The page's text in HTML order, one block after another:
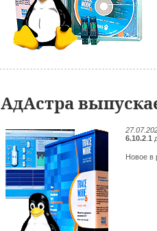
АдАстра
6.10.2 1
Новое в